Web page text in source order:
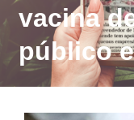
vacina
público